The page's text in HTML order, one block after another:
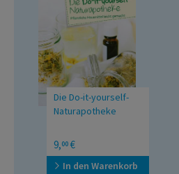
Die Do-it-yourself-
Naturapotheke
Pflanzliche Hausmittel
leicht gemacht
9,00 €
In den Warenkorb